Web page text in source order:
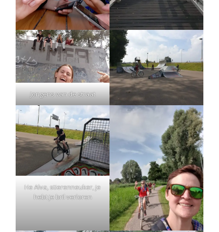
Jongens van de straat
He Alva, stierenneuker, je
hebt je bril verloren